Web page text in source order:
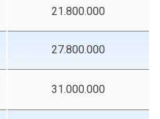
21.800.000
27.800.000
31.000.000